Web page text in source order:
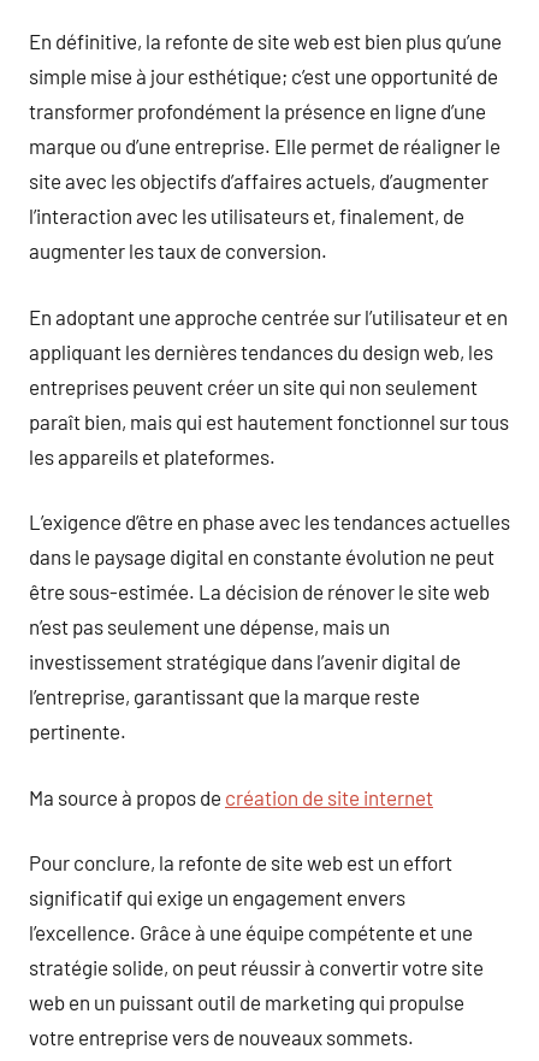
En définitive, la refonte de site web est bien plus qu’une
simple mise à jour esthétique; c’est une opportunité de
transformer profondément la présence en ligne d’une
marque ou d’une entreprise. Elle permet de réaligner le
site avec les objectifs d’affaires actuels, d’augmenter
l’interaction avec les utilisateurs et, finalement, de
augmenter les taux de conversion.
En adoptant une approche centrée sur l’utilisateur et en
appliquant les dernières tendances du design web, les
entreprises peuvent créer un site qui non seulement
paraît bien, mais qui est hautement fonctionnel sur tous
les appareils et plateformes.
L’exigence d’être en phase avec les tendances actuelles
dans le paysage digital en constante évolution ne peut
être sous-estimée. La décision de rénover le site web
n’est pas seulement une dépense, mais un
investissement stratégique dans l’avenir digital de
l’entreprise, garantissant que la marque reste
pertinente.
Ma source à propos de création de site internet
Pour conclure, la refonte de site web est un effort
significatif qui exige un engagement envers
l’excellence. Grâce à une équipe compétente et une
stratégie solide, on peut réussir à convertir votre site
web en un puissant outil de marketing qui propulse
votre entreprise vers de nouveaux sommets.